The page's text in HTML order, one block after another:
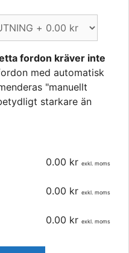
fordon kräver inte
med automatisk
"manuellt
starkare än
0.00 kr exkl. moms
0.00 kr exkl. moms
0.00 kr exkl. moms